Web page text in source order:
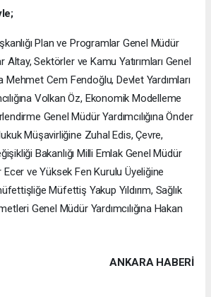
Plan ve Programlar Genel Müdür
Altay, Sektörler ve Kamu Yatırımları Genel
Mehmet Cem Fendoğlu, Devlet Yardımları
Volkan Öz, Ekonomik Modelleme
Genel Müdür Yardımcılığına Önder
Müşavirliğine Zuhal Edis, Çevre,
Bakanlığı Milli Emlak Genel Müdür
Ecer ve Yüksek Fen Kurulu Üyeliğine
Müfettiş Yakup Yıldırım, Sağlık
Genel Müdür Yardımcılığına Hakan
ANKARA HABERİ